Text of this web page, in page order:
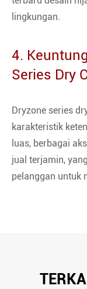
lingkungan.
4.
Series Dry
Dryzone series
karakteristik
luas, berbagai
jual terjamin,
pelanggan untuk